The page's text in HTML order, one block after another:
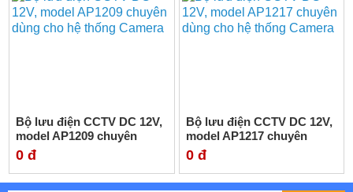
Bộ lưu điện CCTV DC 12V,
model AP1209 chuyên
dùng cho hệ thống Camera
0 đ
Bộ lưu điện CCTV DC 12V,
model AP1217 chuyên
dùng cho hệ thống Camera
0 đ